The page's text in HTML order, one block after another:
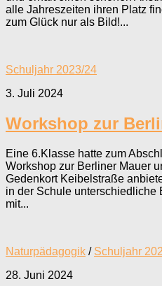
alle Jahreszeiten ihren Platz
zum Glück nur als Bild!...
Schuljahr 2023/24
3. Juli 2024
Workshop zur
Eine 6.Klasse hatte zum
Workshop zur Berliner Mauer
Gedenkort Keibelstraße
in der Schule unterschiedliche
mit...
Naturpädagogik / Schuljahr
28. Juni 2024